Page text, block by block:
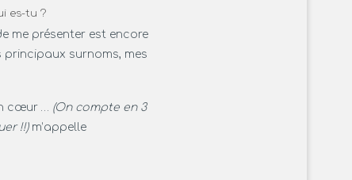
es-tu ?
me présenter est encore
principaux surnoms, mes
cœur … (On compte en 3
!!)m’appelle